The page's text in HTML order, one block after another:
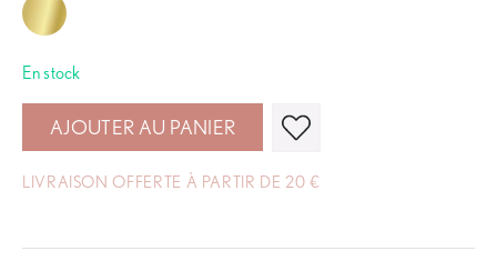
En stock
AJOUTER AU PANIER
LIVRAISON OFFERTE À PARTIR DE 20 €